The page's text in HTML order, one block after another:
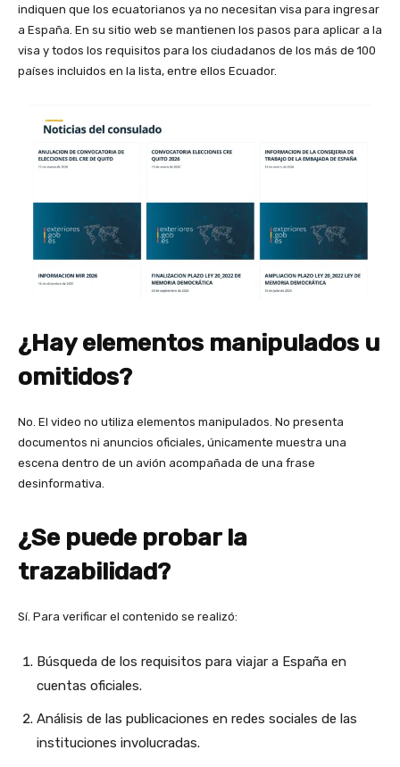
indiquen que los ecuatorianos ya no necesitan visa para ingresar
a España. En su sitio web se mantienen los pasos para aplicar a la
visa y todos los requisitos para los ciudadanos de los más de 100
países incluidos en la lista, entre ellos Ecuador.
¿Hay elementos manipulados u
omitidos?
No. El video no utiliza elementos manipulados. No presenta
documentos ni anuncios oficiales, únicamente muestra una
escena dentro de un avión acompañada de una frase
desinformativa.
¿Se puede probar la
trazabilidad?
Sí. Para verificar el contenido se realizó:
Búsqueda de los requisitos para viajar a España en
cuentas oficiales.
Análisis de las publicaciones en redes sociales de las
instituciones involucradas.